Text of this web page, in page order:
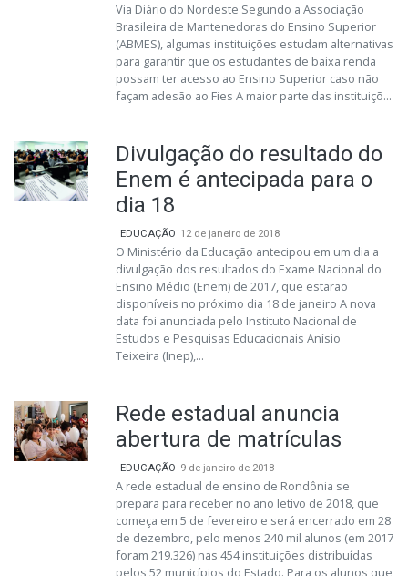
Via Diário do Nordeste Segundo a Associação
Brasileira de Mantenedoras do Ensino Superior
(ABMES), algumas instituições estudam alternativas
para garantir que os estudantes de baixa renda
possam ter acesso ao Ensino Superior caso não
façam adesão ao Fies A maior parte das instituiçõ...
Divulgação do resultado do
Enem é antecipada para o
dia 18
EDUCAÇÃO 12 de janeiro de 2018
O Ministério da Educação antecipou em um dia a
divulgação dos resultados do Exame Nacional do
Ensino Médio (Enem) de 2017, que estarão
disponíveis no próximo dia 18 de janeiro A nova
data foi anunciada pelo Instituto Nacional de
Estudos e Pesquisas Educacionais Anísio
Teixeira (Inep),...
Rede estadual anuncia
abertura de matrículas
EDUCAÇÃO 9 de janeiro de 2018
A rede estadual de ensino de Rondônia se
prepara para receber no ano letivo de 2018, que
começa em 5 de fevereiro e será encerrado em 28
de dezembro, pelo menos 240 mil alunos (em 2017
foram 219.326) nas 454 instituições distribuídas
pelos 52 municípios do Estado. Para os alunos que